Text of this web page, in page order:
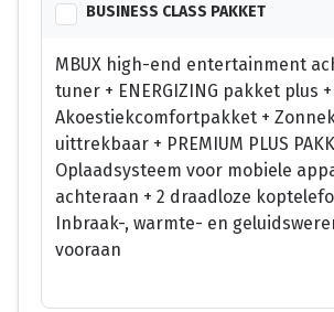
BUSINESS CLASS PAKKET
MBUX high-end entertainment
tuner + ENERGIZING pakket plus +
Akoestiekcomfortpakket +
uittrekbaar + PREMIUM PLUS
Oplaadsysteem voor mobiele
achteraan + 2 draadloze
Inbraak-, warmte- en
vooraan